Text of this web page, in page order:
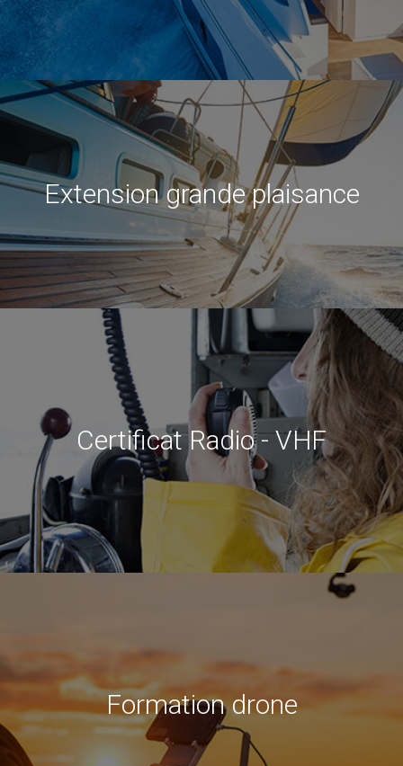
Extension grande plaisance
Certificat Radio - VHF
Formation drone